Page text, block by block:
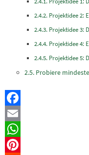
Projektidee 2:
Projektidee 3:
Projektidee 4:
Projektidee 5:
Probiere
Facebook
Email
WhatsApp